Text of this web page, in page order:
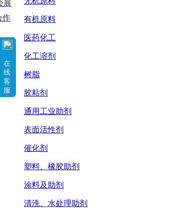
有机原料
医药化工
化工溶剂
树脂
胶粘剂
通用工业助剂
表面活性剂
催化剂
塑料、橡胶助剂
涂料及助剂
清洗、水处理助剂
展
作
在
线
客
服